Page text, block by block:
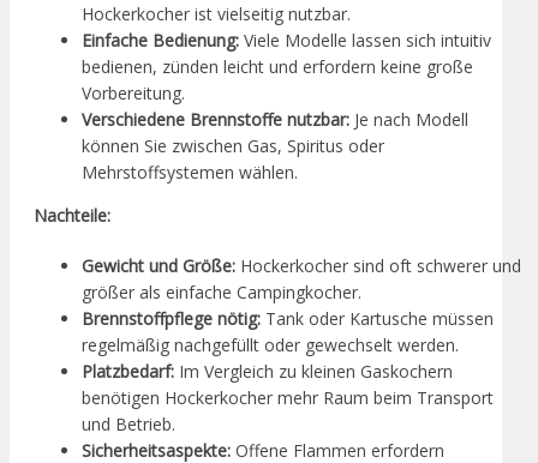
Hockerkocher ist vielseitig nutzbar.
Einfache Bedienung: Viele Modelle lassen sich intuitiv
bedienen, zünden leicht und erfordern keine große
Vorbereitung.
Verschiedene Brennstoffe nutzbar: Je nach Modell
können Sie zwischen Gas, Spiritus oder
Mehrstoffsystemen wählen.
Nachteile:
Gewicht und Größe: Hockerkocher sind oft schwerer und
größer als einfache Campingkocher.
Brennstoffpflege nötig: Tank oder Kartusche müssen
regelmäßig nachgefüllt oder gewechselt werden.
Platzbedarf: Im Vergleich zu kleinen Gaskochern
benötigen Hockerkocher mehr Raum beim Transport
und Betrieb.
Sicherheitsaspekte: Offene Flammen erfordern